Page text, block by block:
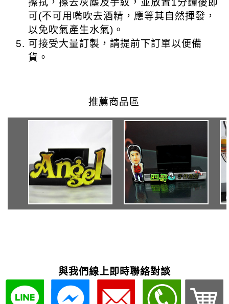
與我們線上即時聯絡對談